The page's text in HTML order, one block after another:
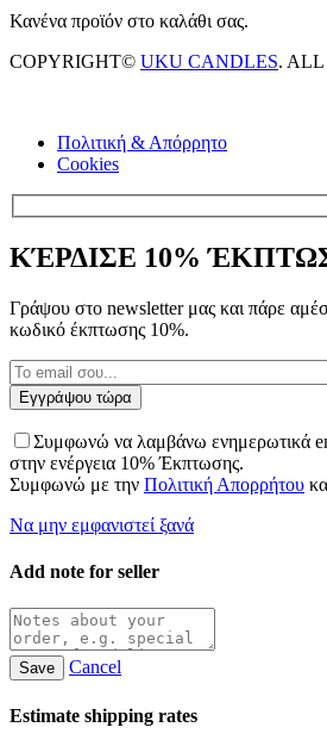
Κανένα προϊόν στο καλάθι σας.
COPYRIGHT© UKU CANDLES. ALL
Πολιτική & Απόρρητο
Cookies
ΚΈΡΔΙΣΕ 10%
Γράψου στο newsletter μας και πάρε
κωδικό έκπτωσης 10%.
Συμφωνώ να λαμβάνω ενημερωτικά
στην ενέργεια 10% Έκπτωσης.
Συμφωνώ με την Πολιτική Απορρήτου
Να μην εμφανιστεί ξανά
Add note for seller
Save Cancel
Estimate shipping rates